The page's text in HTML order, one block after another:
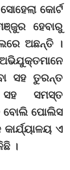
କୋର୍ଟ
ହେବାରୁ
ଅଛନ୍ତି ।
ସହ ତୁରନ୍ତ
ସମସ୍ତ
ବୋଲି ପୋଲିସ
ଏ
।